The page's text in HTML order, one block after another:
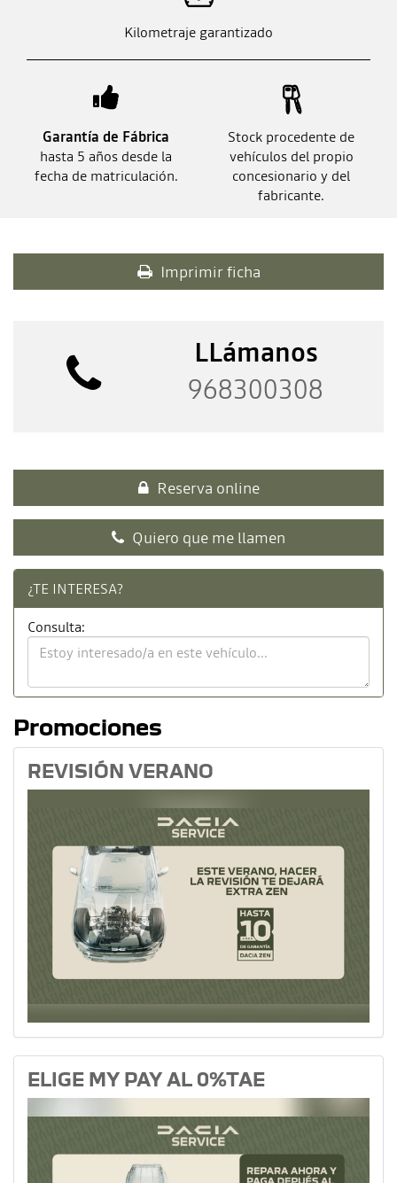
Kilometraje garantizado
Garantía de Fábrica
hasta 5 años desde la
fecha de matriculación.
Stock procedente de
vehículos del propio
concesionario y del
fabricante.
Imprimir ficha
LLámanos
968300308
Reserva online
Quiero que me llamen
¿TE INTERESA?
Consulta:
Promociones
REVISIÓN VERANO
ELIGE MY PAY AL 0%TAE